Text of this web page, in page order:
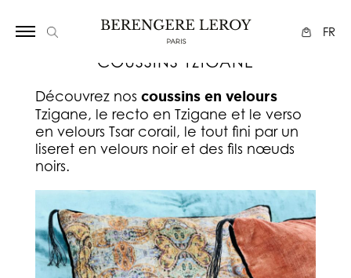
FR
COUSSINS TZIGANE
Découvrez nos coussins en velours
Tzigane, le recto en Tzigane et le verso
en velours Tsar corail, le tout fini par un
liseret en velours noir et des fils nœuds
noirs.